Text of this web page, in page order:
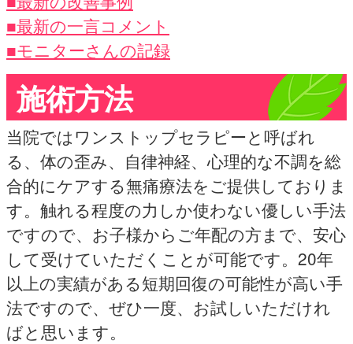
■最新の一言コメント
■モニターさんの記録
施術方法
当院ではワンストップセラピーと呼ばれ
る、体の歪み、自律神経、心理的な不調を総
合的にケアする無痛療法をご提供しておりま
す。触れる程度の力しか使わない優しい手法
ですので、お子様からご年配の方まで、安心
して受けていただくことが可能です。20年
以上の実績がある短期回復の可能性が高い手
法ですので、ぜひ一度、お試しいただけれ
ばと思います。